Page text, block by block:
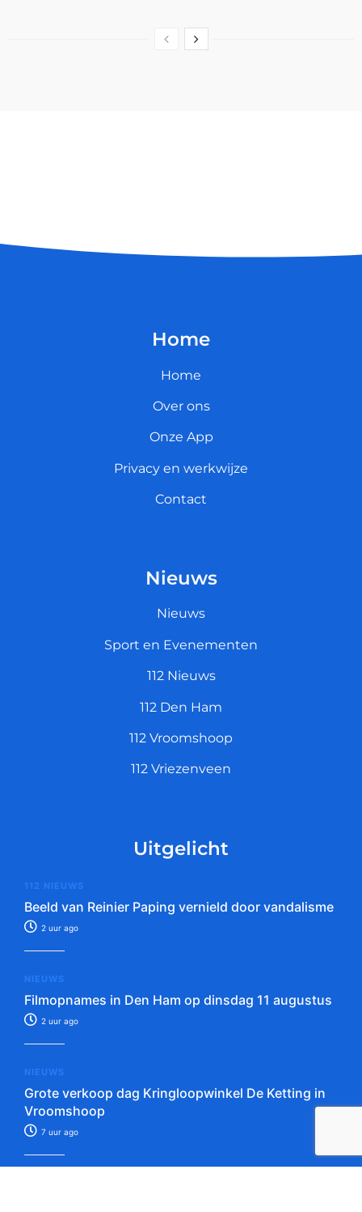
Home
Home
Over ons
Onze App
Privacy en werkwijze
Contact
Nieuws
Nieuws
Sport en Evenementen
112 Nieuws
112 Den Ham
112 Vroomshoop
112 Vriezenveen
Uitgelicht
112 NIEUWS
Beeld van Reinier Paping vernield door vandalisme
2 uur ago
NIEUWS
Filmopnames in Den Ham op dinsdag 11 augustus
2 uur ago
NIEUWS
Grote verkoop dag Kringloopwinkel De Ketting in
Vroomshoop
7 uur ago